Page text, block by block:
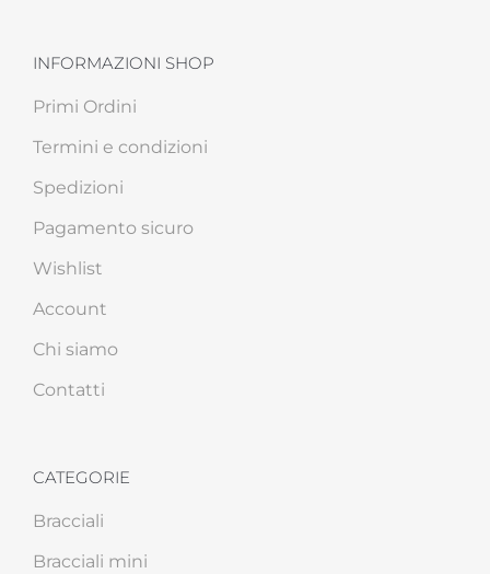
INFORMAZIONI SHOP
Primi Ordini
Termini e condizioni
Spedizioni
Pagamento sicuro
Wishlist
Account
Chi siamo
Contatti
CATEGORIE
Bracciali
Bracciali mini